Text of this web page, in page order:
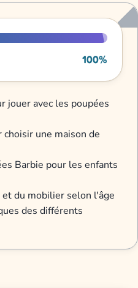
100%
jouer avec les poupées
une maison de
Barbie pour les enfants
du mobilier selon l'âge
des différents